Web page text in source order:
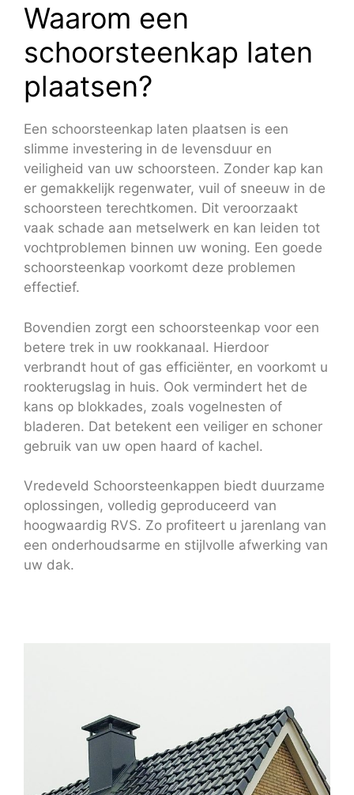
Waarom een
schoorsteenkap laten
plaatsen?
Een schoorsteenkap laten plaatsen is een
slimme investering in de levensduur en
veiligheid van uw schoorsteen. Zonder kap kan
er gemakkelijk regenwater, vuil of sneeuw in de
schoorsteen terechtkomen. Dit veroorzaakt
vaak schade aan metselwerk en kan leiden tot
vochtproblemen binnen uw woning. Een goede
schoorsteenkap voorkomt deze problemen
effectief.
Bovendien zorgt een schoorsteenkap voor een
betere trek in uw rookkanaal. Hierdoor
verbrandt hout of gas efficiënter, en voorkomt u
rookterugslag in huis. Ook vermindert het de
kans op blokkades, zoals vogelnesten of
bladeren. Dat betekent een veiliger en schoner
gebruik van uw open haard of kachel.
Vredeveld Schoorsteenkappen biedt duurzame
oplossingen, volledig geproduceerd van
hoogwaardig RVS. Zo profiteert u jarenlang van
een onderhoudsarme en stijlvolle afwerking van
uw dak.